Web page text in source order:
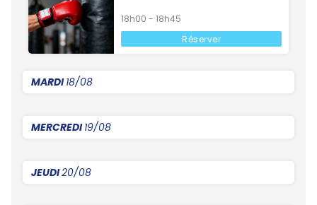
18h00 - 18h45
Réserver
MARDI18/08
MERCREDI19/08
JEUDI20/08